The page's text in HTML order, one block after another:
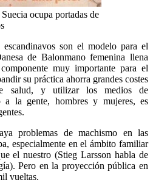
ocupa portadas de
son el modelo para el
de Balonmano femenina llena
muy importante para el
su práctica ahorra grandes costes
salud, y utilizar los medios de
a la gente, hombres y mujeres, es
problemas de machismo en las
especialmente en el ámbito familiar
el nuestro (Stieg Larsson habla de
Pero en la proyección pública en
vueltas.